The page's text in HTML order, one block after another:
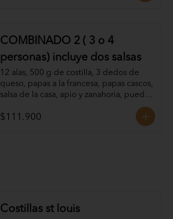
COMBINADO 2 ( 3 o 4
personas) incluye dos salsas
12 alas, 500 g de costilla, 3 dedos de
queso, papas a la francesa, papas cascos,
salsa de la casa, apio y zanahoria, puedes
$111.900
Costillas st louis